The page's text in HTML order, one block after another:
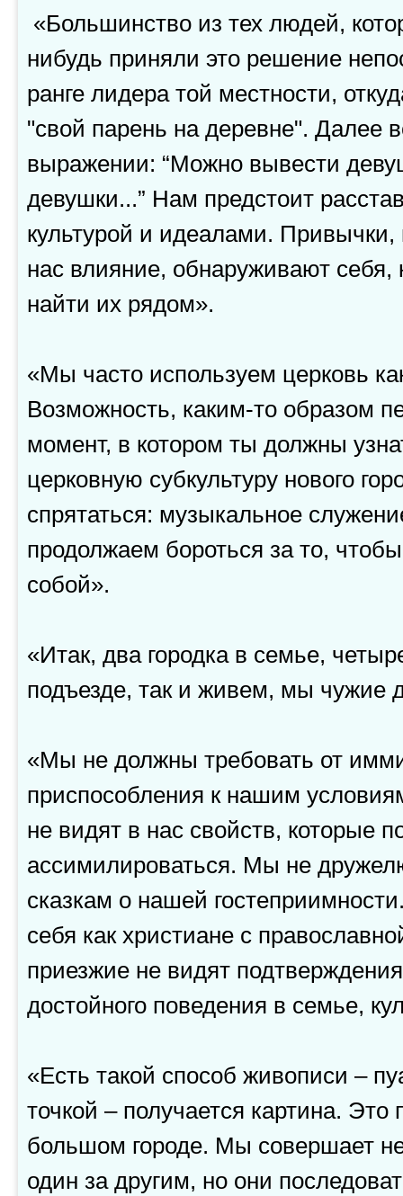
«Большинство из тех людей,
нибудь приняли это решение
ранге лидера той местности,
"свой парень на деревне". Далее
выражении: “Можно вывести
девушки...” Нам предстоит
культурой и идеалами.
нас влияние, обнаруживают
найти их рядом».
«Мы часто используем церковь
Возможность, каким-то образом
момент, в котором ты должны
церковную субкультуру нового
спрятаться: музыкальное
продолжаем бороться за то,
собой».
«Итак, два городка в семье,
подъезде, так и живем, мы чужие
«Мы не должны требовать от
приспособления к нашим
не видят в нас свойств, которые
ассимилироваться. Мы не
сказкам о нашей
себя как христиане с
приезжие не видят
достойного поведения в семье,
«Есть такой способ живописи –
точкой – получается картина.
большом городе. Мы совершает
один за другим, но они